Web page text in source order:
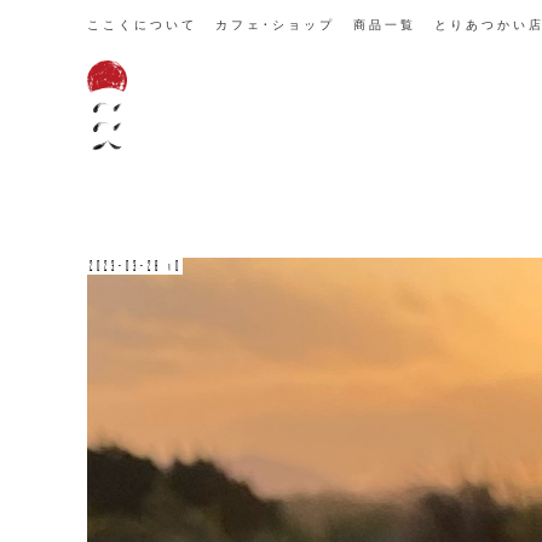
ここくについて カフェ・ショップ 商品一覧 とりあつかい
2023-03-28 v0